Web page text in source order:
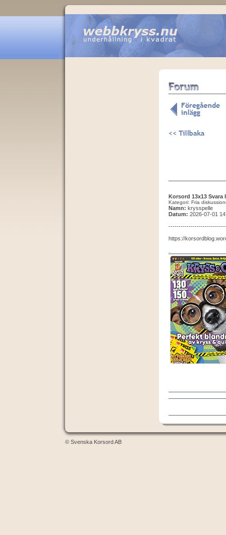
Korsord 13x13 Svara
Kategori: Fria
Namn: krysspelle
Datum: 2026-07-01
https://
© Svenska Korsord AB